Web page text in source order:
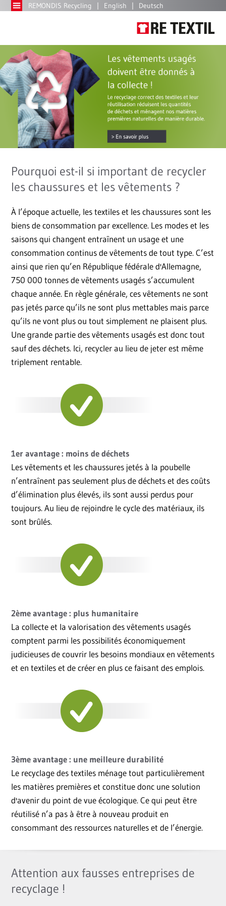
REMONDIS Recycling English Deutsch
Pourquoi est-il si important de recycler
les chaussures et les vêtements ?
À l’époque actuelle, les textiles et les chaussures sont les
biens de consommation par excellence. Les modes et les
saisons qui changent entraînent un usage et une
consommation continus de vêtements de tout type. C’est
ainsi que rien qu’en République fédérale d'Allemagne,
750 000 tonnes de vêtements usagés s’accumulent
chaque année. En règle générale, ces vêtements ne sont
pas jetés parce qu’ils ne sont plus mettables mais parce
qu’ils ne vont plus ou tout simplement ne plaisent plus.
Une grande partie des vêtements usagés est donc tout
sauf des déchets. Ici, recycler au lieu de jeter est même
triplement rentable.
1er avantage : moins de déchets
Les vêtements et les chaussures jetés à la poubelle
n’entraînent pas seulement plus de déchets et des coûts
d’élimination plus élevés, ils sont aussi perdus pour
toujours. Au lieu de rejoindre le cycle des matériaux, ils
sont brûlés.
2ème avantage : plus humanitaire
La collecte et la valorisation des vêtements usagés
comptent parmi les possibilités économiquement
judicieuses de couvrir les besoins mondiaux en vêtements
et en textiles et de créer en plus ce faisant des emplois.
3ème avantage : une meilleure durabilité
Le recyclage des textiles ménage tout particulièrement
les matières premières et constitue donc une solution
d'avenir du point de vue écologique. Ce qui peut être
réutilisé n’a pas à être à nouveau produit en
consommant des ressources naturelles et de l’énergie.
Attention aux fausses entreprises de
recyclage !